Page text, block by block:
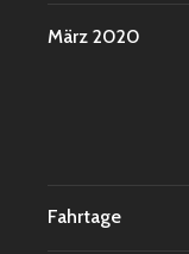
März 2020
Fahrtage